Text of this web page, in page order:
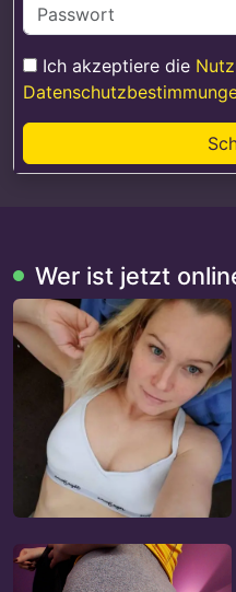
Ich akzeptiere die
Wer ist jetzt